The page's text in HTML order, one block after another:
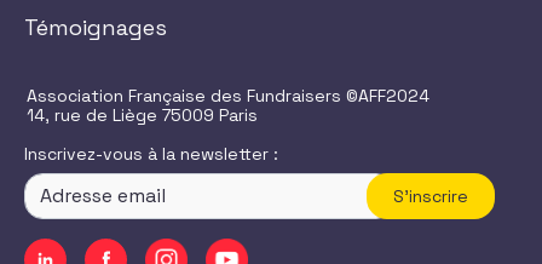
Témoignages
Association Française des Fundraisers ©AFF2024
14, rue de Liège 75009 Paris
Inscrivez-vous à la newsletter :
S'inscrire